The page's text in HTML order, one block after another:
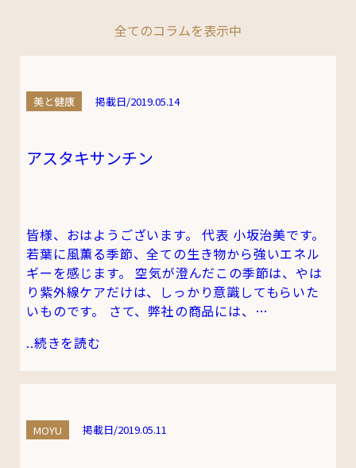
全てのコラムを表示中
美と健康 掲載日/2019.05.14
アスタキサンチン
皆様、おはようございます。 代表 小坂治美です。
若葉に風薫る季節、全ての生き物から強いエネル
ギーを感じます。 空気が澄んだこの季節は、やは
り紫外線ケアだけは、しっかり意識してもらいた
いものです。 さて、弊社の商品には、…
..続きを読む
MOYU 掲載日/2019.05.11